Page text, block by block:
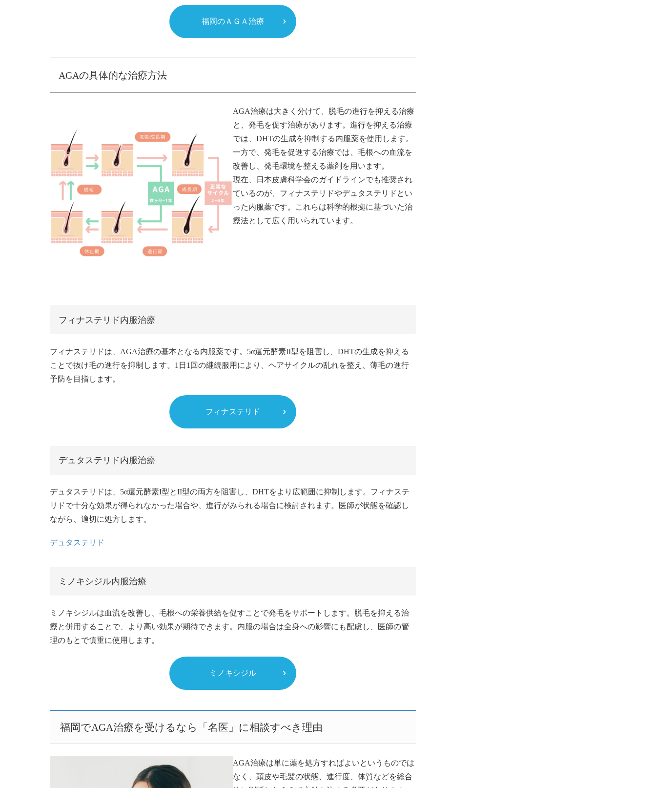
福岡のＡＧＡ治療
AGAの具体的な治療方法
AGA治療は大きく分けて、脱毛の進行を抑える治療
と、発毛を促す治療があります。進行を抑える治療
では、DHTの生成を抑制する内服薬を使用します。
一方で、発毛を促進する治療では、毛根への血流を
改善し、発毛環境を整える薬剤を用います。
現在、日本皮膚科学会のガイドラインでも推奨され
ているのが、フィナステリドやデュタステリドとい
った内服薬です。これらは科学的根拠に基づいた治
療法として広く用いられています。
フィナステリド内服治療
フィナステリドは、AGA治療の基本となる内服薬です。5α還元酵素II型を阻害し、DHTの生成を抑える
ことで抜け毛の進行を抑制します。1日1回の継続服用により、ヘアサイクルの乱れを整え、薄毛の進行
予防を目指します。
フィナステリド
デュタステリド内服治療
デュタステリドは、5α還元酵素I型とII型の両方を阻害し、DHTをより広範囲に抑制します。フィナステ
リドで十分な効果が得られなかった場合や、進行がみられる場合に検討されます。医師が状態を確認し
ながら、適切に処方します。
デュタステリド
ミノキシジル内服治療
ミノキシジルは血流を改善し、毛根への栄養供給を促すことで発毛をサポートします。脱毛を抑える治
療と併用することで、より高い効果が期待できます。内服の場合は全身への影響にも配慮し、医師の管
理のもとで慎重に使用します。
ミノキシジル
福岡でAGA治療を受けるなら「名医」に相談すべき理由
AGA治療は単に薬を処方すればよいというものでは
なく、頭皮や毛髪の状態、進行度、体質などを総合